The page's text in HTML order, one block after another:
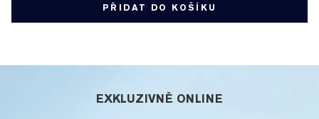
PŘIDAT DO KOŠÍKU
EXKLUZIVNĚ ONLINE